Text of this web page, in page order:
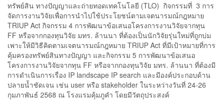
ทรัพย์สิน ทางปัญญาและถ่ายทอดเทคโนโลยี (TLO) กิจกรรมที่ 3 การ
จัดการงานวิจัยเพื่อการนำไปใช้ประโยชน์ตามเจตนารมณ์กฎหมาย
TRIUP Act กิจกรรม 4 การพัฒนาข้อเสนอโครงการงานวิจัยจากทุน
FF หรือจากกองทุนวิจัย มทร. ล้านนา ที่ต้องเป็นนักวิจัยรุ่นใหม่ที่ถูกบ่ม
เพาะให้มีวิธีคิดตามเจตนารมณ์กฎหมาย TRIUP Act ที่มีเป้าหมายที่การ
คุ้มครองทรัพย์สินทางปัญญา และกิจกรรม 5 การพัฒนาข้อเสนอ
โครงการงานวิจัยจากทุน FF หรือจากกองทุนวิจัย มทร. ล้านนา ที่ต้องมี
การดำเนินการเรื่อง IP landscape IP search และมีองค์ประกอบด้าน
ปลายน้ำชัดเจน เช่น user หรือ stakeholder ในระหว่างวันที่ 24-26
กุมภาพันธ์ 2568 ณ โรงแรมคุ้มภูคำ โดยมีวัตถุประสงค์